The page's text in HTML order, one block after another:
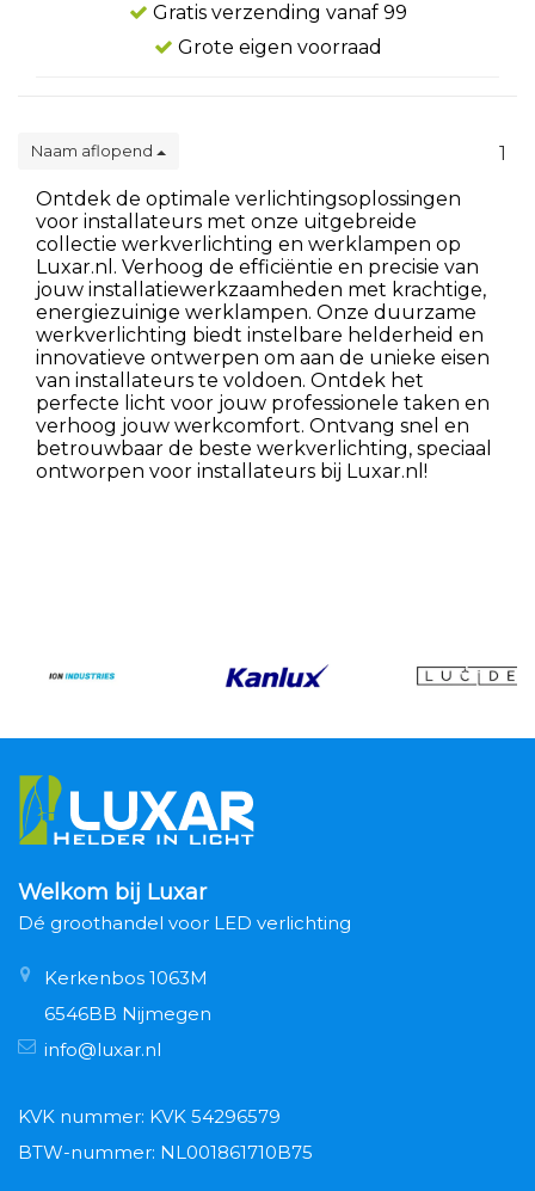
Gratis verzending vanaf 99
Grote eigen voorraad
Naam aflopend
1
Ontdek de optimale verlichtingsoplossingen
voor installateurs met onze uitgebreide
collectie werkverlichting en werklampen op
Luxar.nl. Verhoog de efficiëntie en precisie van
jouw installatiewerkzaamheden met krachtige,
energiezuinige werklampen. Onze duurzame
werkverlichting biedt instelbare helderheid en
innovatieve ontwerpen om aan de unieke eisen
van installateurs te voldoen. Ontdek het
perfecte licht voor jouw professionele taken en
verhoog jouw werkcomfort. Ontvang snel en
betrouwbaar de beste werkverlichting, speciaal
ontworpen voor installateurs bij Luxar.nl!
Welkom bij Luxar
Dé groothandel voor LED verlichting
Kerkenbos 1063M
6546BB Nijmegen
info@luxar.nl
KVK nummer: KVK 54296579
BTW-nummer: NL001861710B75